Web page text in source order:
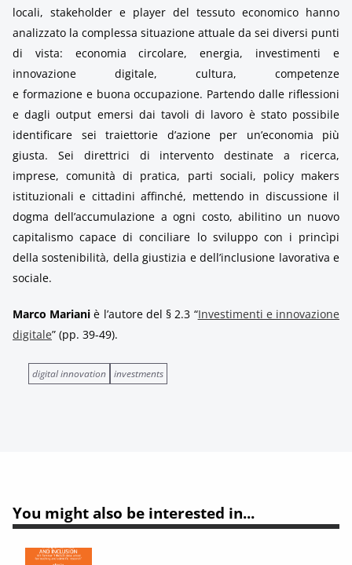
locali, stakeholder e player del tessuto economico hanno
analizzato la complessa situazione attuale da sei diversi punti
di vista: economia circolare, energia, investimenti e
innovazione digitale, cultura, competenze
e formazione e buona occupazione. Partendo dalle riflessioni
e dagli output emersi dai tavoli di lavoro è stato possibile
identificare sei traiettorie d’azione per un’economia più
giusta. Sei direttrici di intervento destinate a ricerca,
imprese, comunità di pratica, parti sociali, policy makers
istituzionali e cittadini affinché, mettendo in discussione il
dogma dell’accumulazione a ogni costo, abilitino un nuovo
capitalismo capace di conciliare lo sviluppo con i princìpi
della sostenibilità, della giustizia e dell’inclusione lavorativa e
sociale.
Marco Mariani è l’autore del § 2.3 “Investimenti e innovazione
digitale” (pp. 39-49).
digital innovation investments
You might also be interested in...